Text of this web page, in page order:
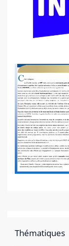
l'IGPN
Thématiques